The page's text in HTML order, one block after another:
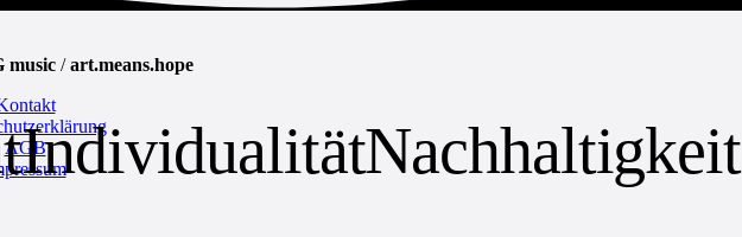
IndividualitätNachhaltigkeit
music /art.means.hope
AGB